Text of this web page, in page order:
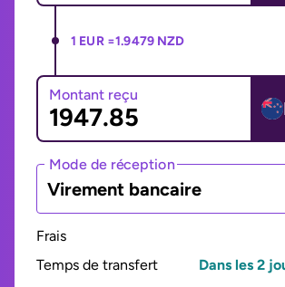
1 EUR =1.9479 NZD
Montant reçu
Mode de réception
Virement bancaire
Frais
Temps de transfert
Dans les 2